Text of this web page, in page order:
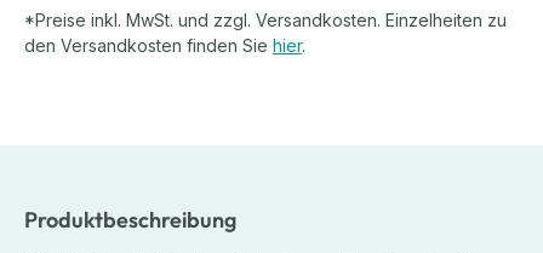
*Preise inkl. MwSt. und zzgl. Versandkosten. Einzelheiten zu
den Versandkosten finden Sie hier.
Produktbeschreibung